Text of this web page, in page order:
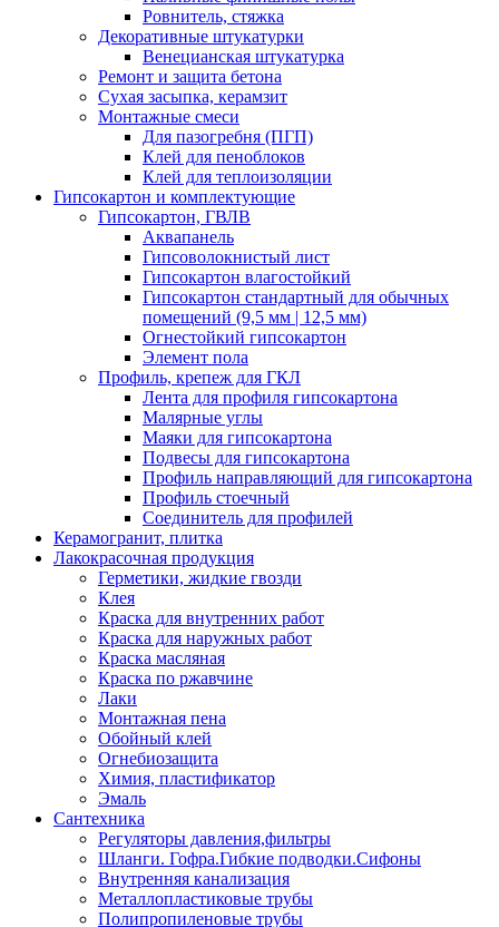
Ровнитель, стяжка
Декоративные штукатурки
Венецианская штукатурка
Ремонт и защита бетона
Сухая засыпка, керамзит
Монтажные смеси
Для пазогребня (ПГП)
Клей для пеноблоков
Клей для теплоизоляции
Гипсокартон и комплектующие
Гипсокартон, ГВЛВ
Аквапанель
Гипсоволокнистый лист
Гипсокартон влагостойкий
Гипсокартон стандартный для обычных
помещений (9,5 мм | 12,5 мм)
Огнестойкий гипсокартон
Элемент пола
Профиль, крепеж для ГКЛ
Лента для профиля гипсокартона
Малярные углы
Маяки для гипсокартона
Подвесы для гипсокартона
Профиль направляющий для гипсокартона
Профиль стоечный
Соединитель для профилей
Керамогранит, плитка
Лакокрасочная продукция
Герметики, жидкие гвозди
Клея
Краска для внутренних работ
Краска для наружных работ
Краска масляная
Краска по ржавчине
Лаки
Монтажная пена
Обойный клей
Огнебиозащита
Химия, пластификатор
Эмаль
Сантехника
Регуляторы давления,фильтры
Шланги. Гофра.Гибкие подводки.Сифоны
Внутренняя канализация
Металлопластиковые трубы
Полипропиленовые трубы